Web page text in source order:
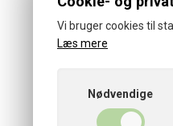
Vi bruger cookies til
Læs mere
Nødvendige